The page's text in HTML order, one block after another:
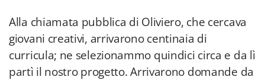
Alla chiamata pubblica di Oliviero, che cercava
giovani creativi, arrivarono centinaia di
curricula; ne selezionammo quindici circa e da lì
partì il nostro progetto. Arrivarono domande da